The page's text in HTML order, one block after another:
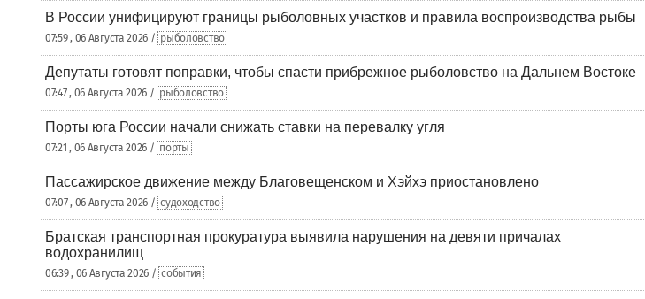
В России унифицируют границы рыболовных участков и правила воспроизводства рыбы
07:59 , 06 Августа 2026 / рыболовство
Депутаты готовят поправки, чтобы спасти прибрежное рыболовство на Дальнем Востоке
07:47 , 06 Августа 2026 / рыболовство
Порты юга России начали снижать ставки на перевалку угля
07:21 , 06 Августа 2026 / порты
Пассажирское движение между Благовещенском и Хэйхэ приостановлено
07:07 , 06 Августа 2026 / судоходство
Братская транспортная прокуратура выявила нарушения на девяти причалах
водохранилищ
06:39 , 06 Августа 2026 / события